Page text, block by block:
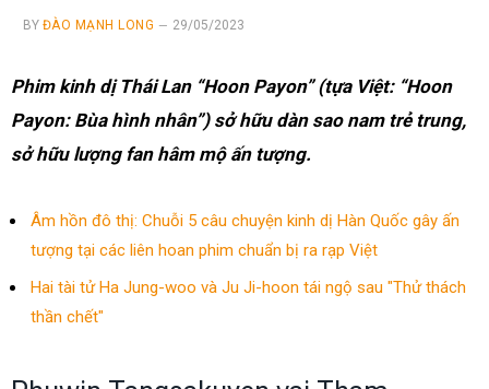
BY ĐÀO MẠNH LONG 29/05/2023
Phim kinh dị Thái Lan “Hoon Payon” (tựa Việt: “Hoon
Payon: Bùa hình nhân”) sở hữu dàn sao nam trẻ trung,
sở hữu lượng fan hâm mộ ấn tượng.
Âm hồn đô thị: Chuỗi 5 câu chuyện kinh dị Hàn Quốc gây ấn
tượng tại các liên hoan phim chuẩn bị ra rạp Việt
Hai tài tử Ha Jung-woo và Ju Ji-hoon tái ngộ sau "Thử thách
thần chết"